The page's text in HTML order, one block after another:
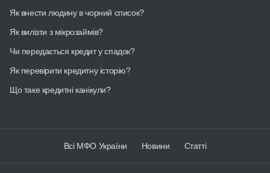
Як внести людину в чорний список?
Як вилізти з мікрозаймів?
Чи передається кредит у спадок?
Як перевірити кредитну історію?
Що таке кредитні канікули?
Всі МФО України Новини Статті